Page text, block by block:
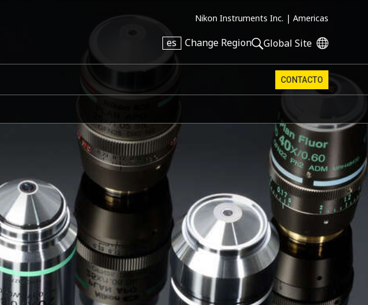
Nikon Instruments Inc. | Americas
es Change Region Global Site
CONTACTO